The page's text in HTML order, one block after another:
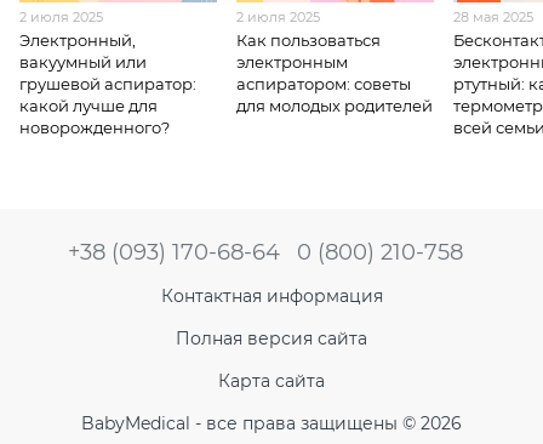
2 июля 2025
Электронный,
вакуумный или
грушевой аспиратор:
какой лучше для
новорожденного?
2 июля 2025
Как пользоваться
электронным
аспиратором: советы
для молодых родителей
28 мая 2025
ртутный:
всей
+38 (093) 170-68-64 0 (800) 210-758
Контактная информация
Полная версия сайта
Карта сайта
BabyMedical - все права защищены © 2026